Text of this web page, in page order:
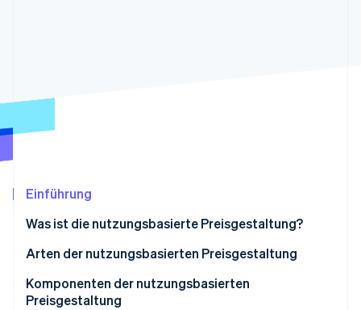
Einführung
Was ist die nutzungsbasierte Preisgestaltung?
Arten der nutzungsbasierten Preisgestaltung
Komponenten der nutzungsbasierten
Preisgestaltung